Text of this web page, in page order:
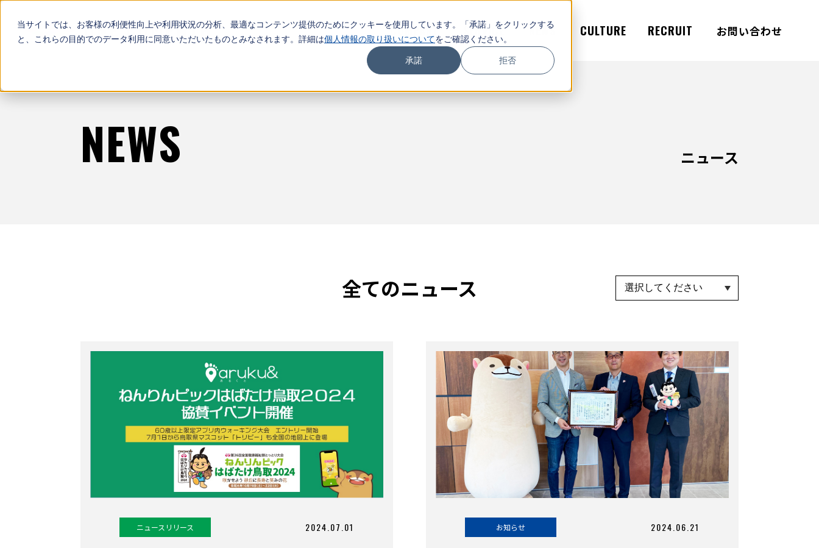
当サイトでは、お客様の利便性向上や利用状況の分析、最適なコンテンツ提供のためにクッキーを使用しています。「承諾」をクリックする
と、これらの目的でのデータ利用に同意いただいたものとみなされます。詳細は個人情報の取り扱いについてをご確認ください。
承諾 拒否
COMPANY SERVICE NEWS CULTURE RECRUIT お問い合わせ
NEWS ニュース
全てのニュース
ニュースリリース 2024.07.01 お知らせ 2024.06.21